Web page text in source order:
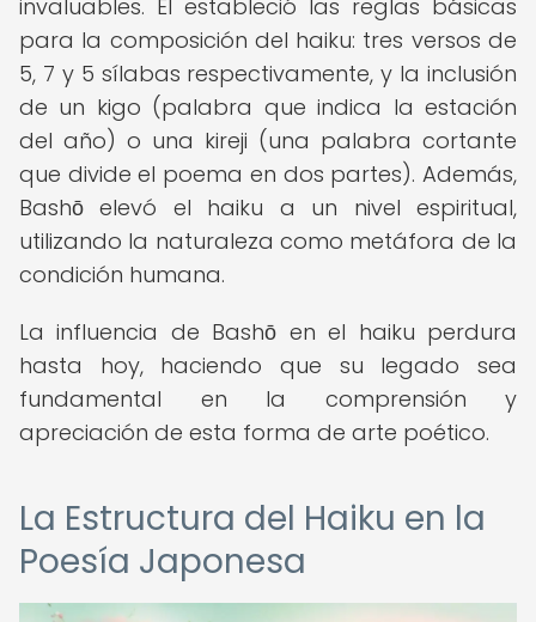
invaluables. Él estableció las reglas básicas
para la composición del haiku: tres versos de
5, 7 y 5 sílabas respectivamente, y la inclusión
de un kigo (palabra que indica la estación
del año) o una kireji (una palabra cortante
que divide el poema en dos partes). Además,
Bashō elevó el haiku a un nivel espiritual,
utilizando la naturaleza como metáfora de la
condición humana.
La influencia de Bashō en el haiku perdura
hasta hoy, haciendo que su legado sea
fundamental en la comprensión y
apreciación de esta forma de arte poético.
La Estructura del Haiku en la
Poesía Japonesa